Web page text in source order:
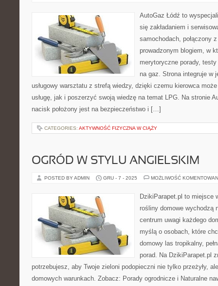
AutoGaz Łódź to
się zakładaniem i
samochodach, połączony
prowadzonym blogiem, w
merytoryczne porady,
na gaz. Strona integruje w
usługowy warsztatu z strefą wiedzy, dzięki czemu kierowca
usługę, jak i poszerzyć swoją wiedzę na temat LPG. Na stronie
nacisk położony jest na bezpieczeństwo i […]
CATEGORIES: AKTYWNOŚĆ FIZYCZNA W CIĄŻY
OGRÓD W STYLU ANGIELSKIM
POSTED BY ADMIN GRU - 7 - 2025 MOŻLIWOŚĆ
DzikiParapet.pl to miejsce
rośliny domowe wychodzą
centrum uwagi każdego
myślą o osobach, które
domowy las tropikalny,
porad. Na DzikiParapet.pl
potrzebujesz, aby Twoje zieloni podopieczni nie tylko przeżyły,
domowych warunkach. Zobacz: Porady ogrodnicze i Naturalne